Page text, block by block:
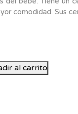
comodidad. Sus
al carrito